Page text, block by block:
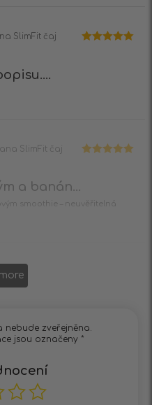
SlimFit čaj
SlimFit čaj
a banán...
smoothie – neuvěřitelná
zveřejněna.
jsou označeny *